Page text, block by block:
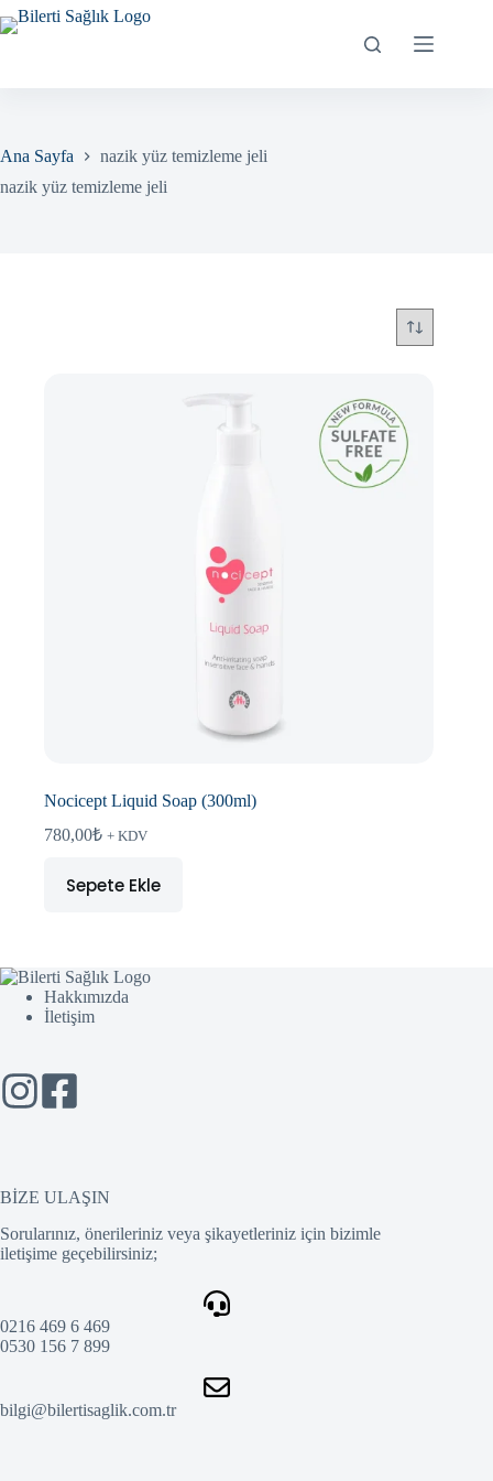
Skip
to
Ana Sayfa
nazik yüz temizleme jeli
nazik yüz temizleme jeli
Nocicept Liquid Soap (300ml)
780,00₺ + KDV
Sepete Ekle
Hakkımızda
İletişim
BİZE ULAŞIN
Sorularınız, önerileriniz veya şikayetleriniz için bizimle
iletişime geçebilirsiniz;
0216 469 6 469
0530 156 7 899
bilgi@bilertisaglik.com.tr